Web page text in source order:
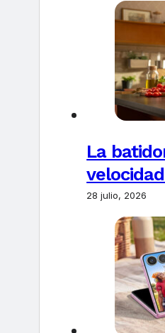
La
28 julio, 2026